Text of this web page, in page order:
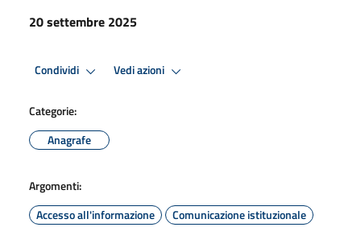
20 settembre 2025
Condividi Vedi azioni
Categorie:
Anagrafe
Argomenti:
Accesso all'informazione
Comunicazione istituzionale